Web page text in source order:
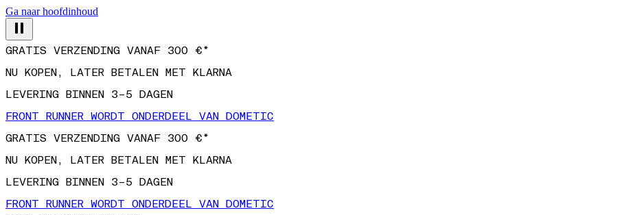
Ga naar hoofdinhoud
GRATIS VERZENDING VANAF 300 €*
NU KOPEN, LATER BETALEN MET KLARNA
LEVERING BINNEN 3–5 DAGEN
FRONT RUNNER WORDT ONDERDEEL VAN DOMETIC
GRATIS VERZENDING VANAF 300 €*
NU KOPEN, LATER BETALEN MET KLARNA
LEVERING BINNEN 3–5 DAGEN
FRONT RUNNER WORDT ONDERDEEL VAN DOMETIC